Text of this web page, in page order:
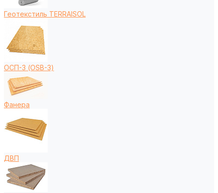
Геотекстиль TERRAISOL
ОСП-3 (OSB-3)
Фанера
ДВП